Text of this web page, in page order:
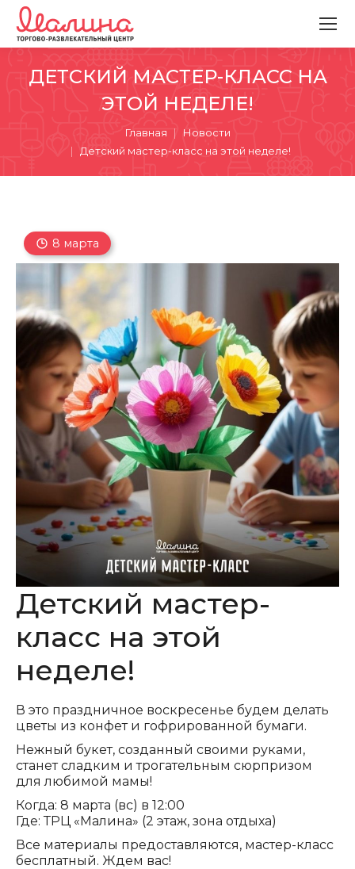
ДЕТСКИЙ МАСТЕР-КЛАСС НА
ЭТОЙ НЕДЕЛЕ!
Главная
Новости
Детский мастер-класс на этой неделе!
8 марта
Детский мастер-
класс на этой
неделе!
В это праздничное воскресенье будем делать
цветы из конфет и гофрированной бумаги.
Нежный букет, созданный своими руками,
станет сладким и трогательным сюрпризом
для любимой мамы!
Когда: 8 марта (вс) в 12:00
Где: ТРЦ «Малина» (2 этаж, зона отдыха)
Все материалы предоставляются, мастер-класс
бесплатный. Ждем вас!